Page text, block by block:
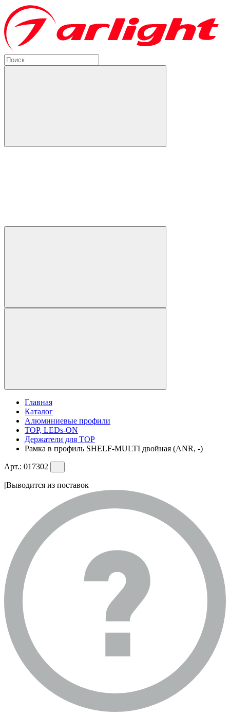
Главная
Каталог
Алюминиевые профили
TOP, LEDs-ON
Держатели для TOP
Рамка в профиль SHELF-MULTI двойная (ANR, -)
Арт.: 017302
|Выводится из поставок